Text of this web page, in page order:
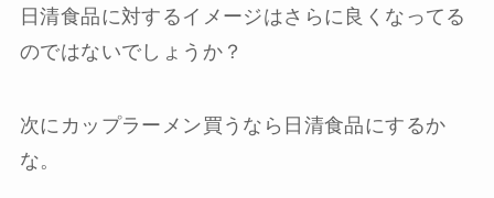
日清食品に対するイメージはさらに良くなってる
のではないでしょうか？
次にカップラーメン買うなら日清食品にするか
な。